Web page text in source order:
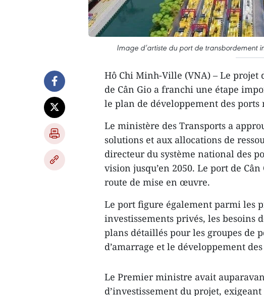
Image d’artiste du port de transbordement
Hô Chi Minh-Ville (VNA) – Le
de Cân Gio a franchi une étape
le plan de développement des
Le ministère des Transports a
solutions et aux allocations de
directeur du système national des
vision jusqu’en 2050. Le port de
route de mise en œuvre.
Le port figure également parmi les
investissements privés, les besoins
plans détaillés pour les groupes de
d’amarrage et le développement
Le Premier ministre avait
d’investissement du projet,